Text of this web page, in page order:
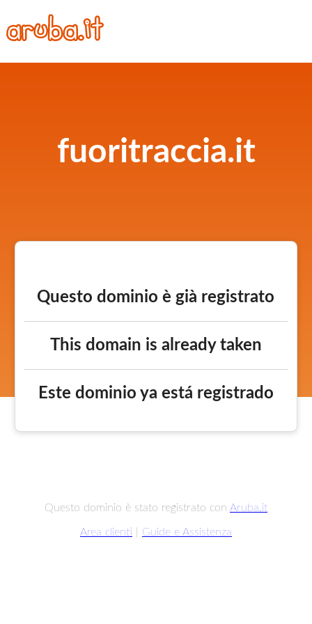
fuoritraccia.it
Questo dominio è già registrato
This domain is already taken
Este dominio ya está registrado
Questo dominio è stato registrato con Aruba.it
Area clienti Guide e Assistenza